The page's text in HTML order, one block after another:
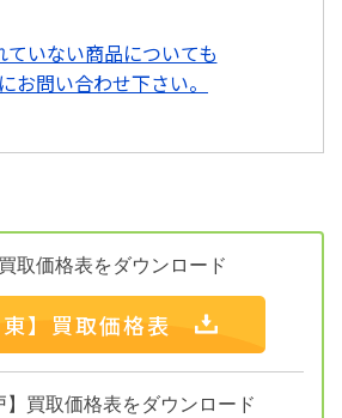
ていない商品についても
お問い合わせ下さい。
買取価格表をダウンロード
東】買取価格表
】買取価格表をダウンロード